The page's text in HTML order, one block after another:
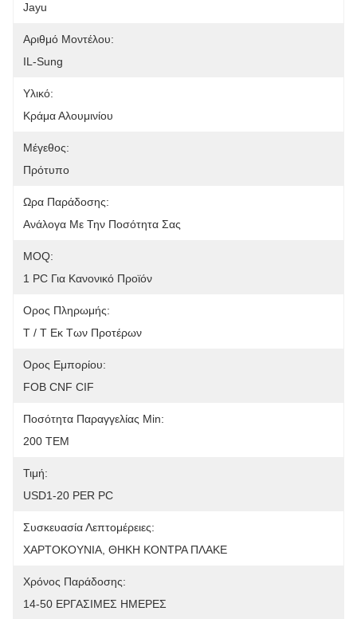
Jayu
Αριθμό Μοντέλου:
IL-Sung
Υλικό:
Κράμα Αλουμινίου
Μέγεθος:
Πρότυπο
Ωρα Παράδοσης:
Ανάλογα Με Την Ποσότητα Σας
MOQ:
1 PC Για Κανονικό Προϊόν
Ορος Πληρωμής:
T / T Εκ Των Προτέρων
Ορος Εμπορίου:
FOB CNF CIF
Ποσότητα Παραγγελίας Min:
200 ΤΕΜ
Τιμή:
USD1-20 PER PC
Συσκευασία Λεπτομέρειες:
ΧΑΡΤΟΚΟΥΝΙΑ, ΘΗΚΗ ΚΟΝΤΡΑ ΠΛΑΚΕ
Χρόνος Παράδοσης:
14-50 ΕΡΓΑΣΙΜΕΣ ΗΜΕΡΕΣ